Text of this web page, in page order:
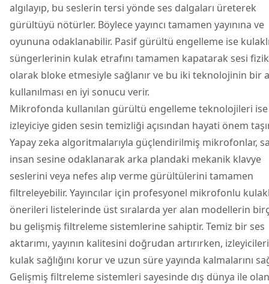
algılayıp, bu seslerin tersi yönde ses dalgaları üreterek
gürültüyü nötürler. Böylece yayıncı tamamen yayınına ve
oyununa odaklanabilir. Pasif gürültü engelleme ise
süngerlerinin kulak etrafını tamamen kapatarak sesi
olarak bloke etmesiyle sağlanır ve bu iki teknolojinin bir
kullanılması en iyi sonucu verir.
Mikrofonda kullanılan gürültü engelleme teknolojileri ise
izleyiciye giden sesin temizliği açısından hayati önem
Yapay zeka algoritmalarıyla güçlendirilmiş mikrofonlar,
insan sesine odaklanarak arka plandaki mekanik klavye
seslerini veya nefes alıp verme gürültülerini tamamen
filtreleyebilir. Yayıncılar için profesyonel mikrofonlu
önerileri listelerinde üst sıralarda yer alan modellerin
bu gelişmiş filtreleme sistemlerine sahiptir. Temiz bir ses
aktarımı, yayının kalitesini doğrudan artırırken,
kulak sağlığını korur ve uzun süre yayında kalmalarını
Gelişmiş filtreleme sistemleri sayesinde dış dünya ile